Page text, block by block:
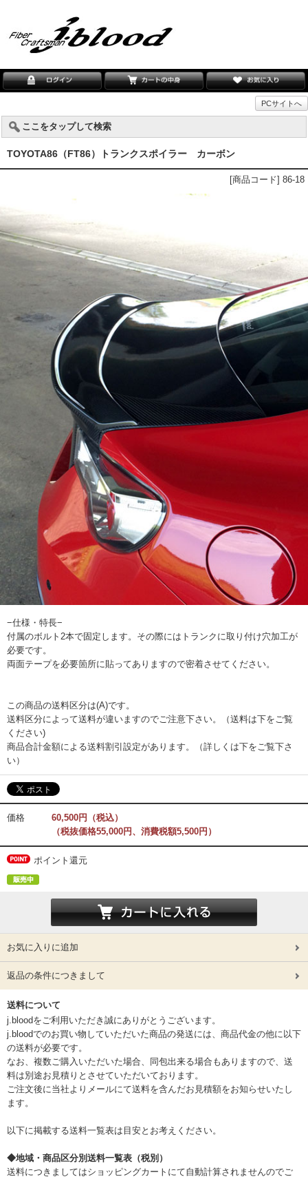
PCサイトへ
ここをタップして検索
TOYOTA86（FT86）トランクスポイラー カーボン
[商品コード] 86-18
−仕様・特長−
付属のボルト2本で固定します。その際にはトランクに取り付け穴加工が
必要です。
両面テープを必要箇所に貼ってありますので密着させてください。
この商品の送料区分は(A)です。
送料区分によって送料が違いますのでご注意下さい。（送料は下をご覧
ください)
商品合計金額による送料割引設定があります。（詳しくは下をご覧下さ
い）
価格
60,500円（税込）
（税抜価格55,000円、消費税額5,500円）
ポイント還元
お気に入りに追加
返品の条件につきまして
送料について
j.bloodをご利用いただき誠にありがとうございます。
j.bloodでのお買い物していただいた商品の発送には、商品代金の他に以下
の送料が必要です。
なお、複数ご購入いただいた場合、同包出来る場合もありますので、送
料は別途お見積りとさせていただいております。
ご注文後に当社よりメールにて送料を含んだお見積額をお知らせいたし
ます。
以下に掲載する送料一覧表は目安とお考えください。
◆地域・商品区分別送料一覧表（税別）
送料につきましてはショッピングカートにて自動計算されませんのでご